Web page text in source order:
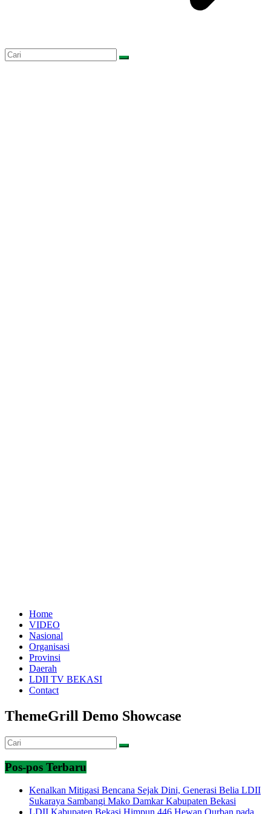
Home
VIDEO
Nasional
Organisasi
Provinsi
Daerah
LDII TV BEKASI
Contact
ThemeGrill Demo Showcase
Pos-pos Terbaru
Kenalkan Mitigasi Bencana Sejak Dini, Generasi Belia LDII
Sukaraya Sambangi Mako Damkar Kabupaten Bekasi